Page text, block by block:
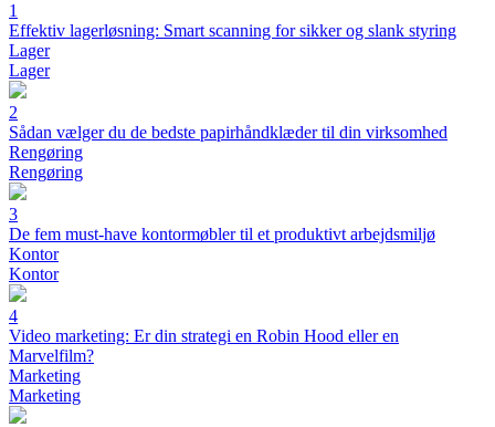
1
Effektiv lagerløsning: Smart scanning for sikker og slank styring
Lager
Lager
2
Sådan vælger du de bedste papirhåndklæder til din virksomhed
Rengøring
Rengøring
3
De fem must-have kontormøbler til et produktivt arbejdsmiljø
Kontor
Kontor
4
Video marketing: Er din strategi en Robin Hood eller en
Marvelfilm?
Marketing
Marketing